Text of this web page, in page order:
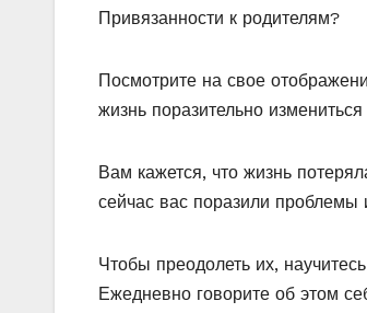
Привязанности к родителям?
Посмотрите на свое
жизнь поразительно
Вам кажется, что жизнь
сейчас вас поразили проблемы
Чтобы преодолеть их,
Ежедневно говорите об этом